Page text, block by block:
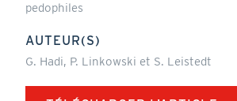
pedophiles
AUTEUR(S)
G. Hadi, P. Linkowski et S. Leistedt